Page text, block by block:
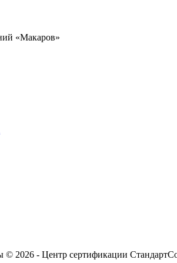
«Макаров»
© 2026 - Центр сертификации